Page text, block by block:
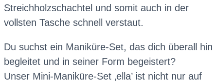
Streichholzschachtel und somit auch in der
vollsten Tasche schnell verstaut.
Du suchst ein Maniküre-Set, das dich überall hin
begleitet und in seiner Form begeistert?
Unser Mini-Maniküre-Set ‚ella’ ist nicht nur auf